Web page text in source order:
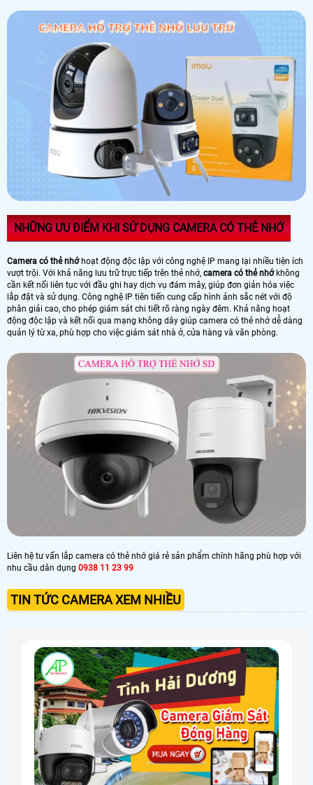
NHỮNG ƯU ĐIỂM KHI SỬ DỤNG CAMERA CÓ THẺ NHỚ
Camera có thẻ nhớhoạt động độc lập với công nghệ IP mang lại nhiều tiện ích
vượt trội. Với khả năng lưu trữ trực tiếp trên thẻ nhớ, camera có thẻ nhớkhông
cần kết nối liên tục với đầu ghi hay dịch vụ đám mây, giúp đơn giản hóa việc
lắp đặt và sử dụng. Công nghệ IP tiên tiến cung cấp hình ảnh sắc nét với độ
phân giải cao, cho phép giám sát chi tiết rõ ràng ngày đêm. Khả năng hoạt
động độc lập và kết nối qua mạng không dây giúp camera có thẻ nhớ dễ dàng
quản lý từ xa, phù hợp cho việc giám sát nhà ở, cửa hàng và văn phòng.
Liên hệ tư vấn lắp camera có thẻ nhớ giá rẻ sản phẩm chính hãng phù hợp với
nhu cầu dân dụng 0938 11 23 99
TIN TỨC CAMERA XEM NHIỀU